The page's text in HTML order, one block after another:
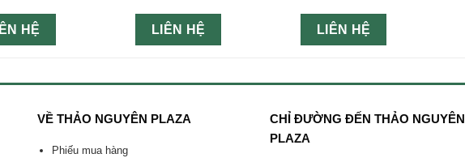
HỆ LIÊN HỆ LIÊN HỆ
VỀ THẢO NGUYÊN PLAZA
Phiếu mua hàng
CHỈ ĐƯỜNG ĐẾN THẢO NGUYÊN
PLAZA